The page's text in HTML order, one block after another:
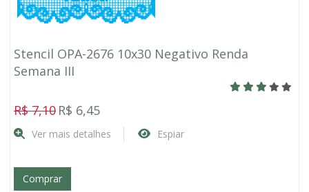
Stencil OPA-2676 10x30 Negativo Renda
Semana III
R$ 7,10 R$ 6,45
Ver mais detalhes Espiar
Comprar